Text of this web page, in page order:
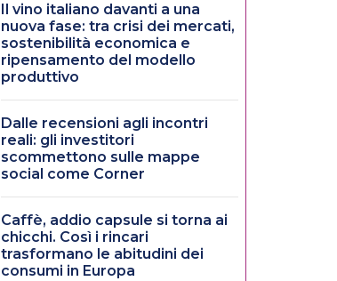
Il vino italiano davanti a una
nuova fase: tra crisi dei mercati,
sostenibilità economica e
ripensamento del modello
produttivo
Dalle recensioni agli incontri
reali: gli investitori
scommettono sulle mappe
social come Corner
Caffè, addio capsule si torna ai
chicchi. Così i rincari
trasformano le abitudini dei
consumi in Europa